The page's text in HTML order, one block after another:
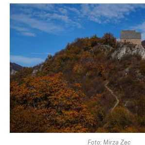
Foto: Mirza Zec